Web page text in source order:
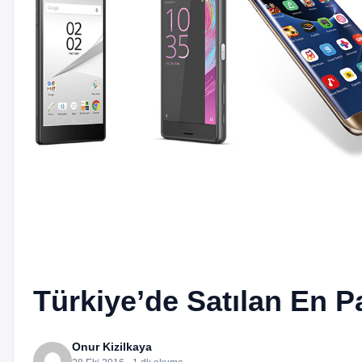
Türkiye’de Satılan En
Onur Kizilkaya